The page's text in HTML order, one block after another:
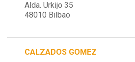
Alda. Urkijo 35
48010 Bilbao
CALZADOS GOMEZ